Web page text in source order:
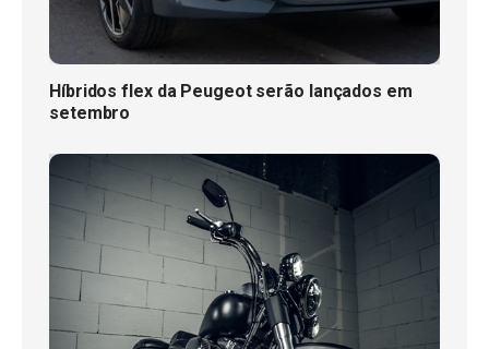
Híbridos flex da Peugeot serão lançados em
setembro